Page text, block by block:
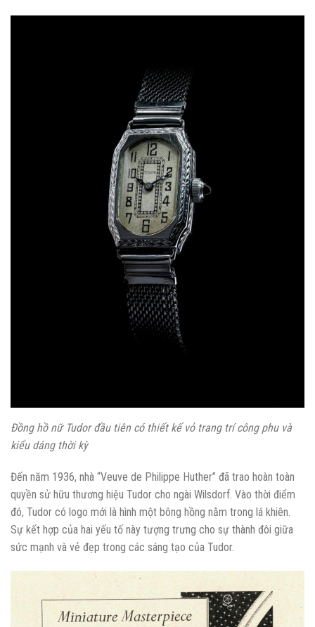
Đồng hồ nữ Tudor đầu tiên có thiết kế vỏ trang trí công phu và
kiểu dáng thời kỳ
Đến năm 1936, nhà “Veuve de Philippe Huther” đã trao hoàn toàn
quyền sử hữu thương hiệu Tudor cho ngài Wilsdorf. Vào thời điểm
đó, Tudor có logo mới là hình một bông hồng nằm trong lá khiên.
Sự kết hợp của hai yếu tố này tượng trưng cho sự thành đôi giữa
sức mạnh và vẻ đẹp trong các sáng tạo của Tudor.